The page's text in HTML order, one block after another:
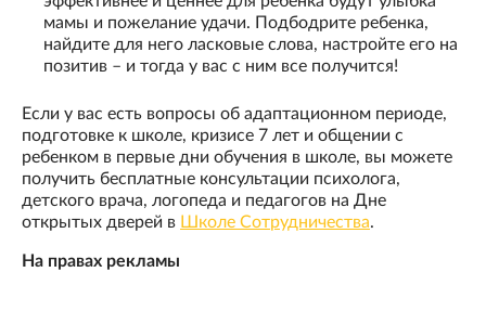
мамы и пожелание удачи. Подбодрите ребенка,
найдите для него ласковые слова, настройте его на
позитив – и тогда у вас с ним все получится!
Если у вас есть вопросы об адаптационном периоде,
подготовке к школе, кризисе 7 лет и общении с
ребенком в первые дни обучения в школе, вы можете
получить бесплатные консультации психолога,
детского врача, логопеда и педагогов на Дне
открытых дверей в Школе Сотрудничества.
На правах рекламы